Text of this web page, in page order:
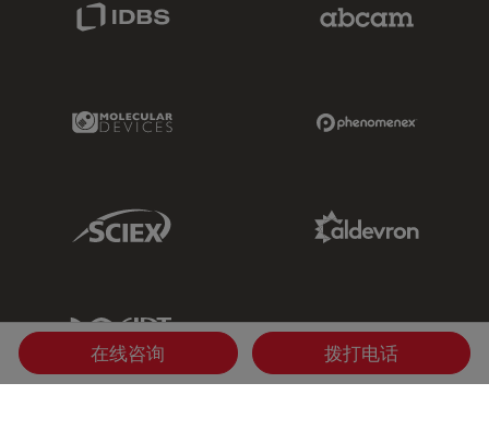
Molecular Devices Link
Sciex Link
IDT Link
在线咨询 拨打电话